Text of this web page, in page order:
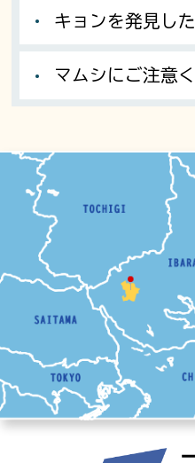
キョンを発見し
マムシにご注意